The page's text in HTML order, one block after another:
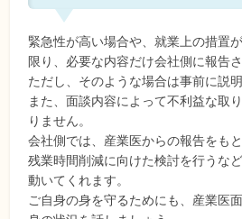
緊急性が高い場合や、就業上の措置
限り、必要な内容だけ会社側に報告さ
ただし、そのような場合は事前に説明
また、面談内容によって不利益な取
りません。
会社側では、産業医からの報告をも
残業時間削減に向けた検討を行うな
動いてくれます。
ご自身の身を守るためにも、産業医